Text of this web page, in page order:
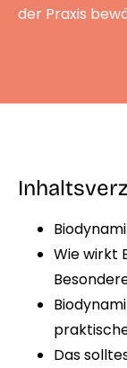
der Praxis
Wie wirkt
Das